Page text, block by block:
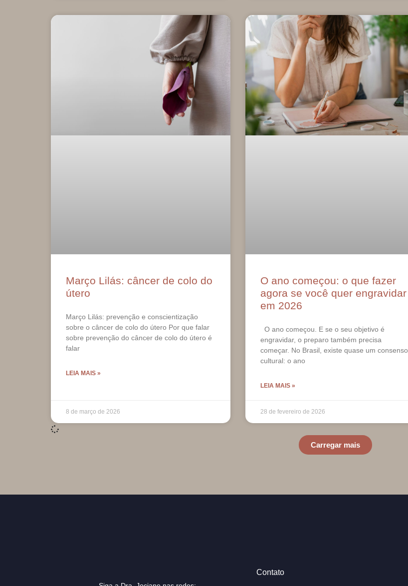
Março Lilás: câncer de colo do
útero
Março Lilás: prevenção e conscientização
sobre o câncer de colo do útero Por que falar
sobre prevenção do câncer de colo do útero é
falar
LEIA MAIS »
8 de março de 2026
O ano começou: o que fazer
agora se você quer engravidar
em 2026
O ano começou. E se o seu objetivo é
engravidar, o preparo também precisa
começar. No Brasil, existe quase um consenso
cultural: o ano
LEIA MAIS »
28 de fevereiro de 2026
Carregar mais
Contato